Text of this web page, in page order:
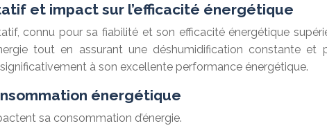
et impact sur l’efficacité énergétique
connu pour sa fiabilité et son efficacité énergétique
tout en assurant une déshumidification constante
à son excellente performance énergétique.
énergétique
sa consommation d’énergie.